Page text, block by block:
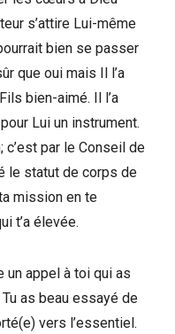
s’attire Lui-même
bien se passer
que oui mais Il l’a
bien-aimé. Il l’a
Lui un instrument.
par le Conseil de
le statut de corps de
mission en te
t’a élevée.
un appel à toi qui as
as beau essayé de
vers l’essentiel.